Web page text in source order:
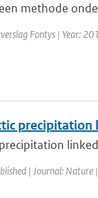
methode
Fontys | Year:
| Journal: